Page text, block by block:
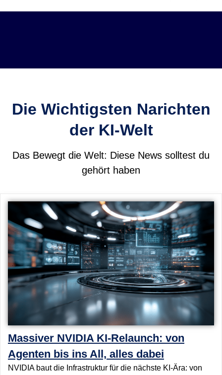
Die Wichtigsten Narichten
der KI-Welt
Das Bewegt die Welt: Diese News solltest du
gehört haben
Massiver NVIDIA KI-Relaunch: von
Agenten bis ins All, alles dabei
NVIDIA baut die Infrastruktur für die nächste KI-Ära: von